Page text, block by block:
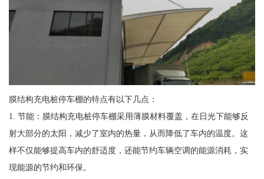
膜结构充电桩停车棚的特点有以下几点：
1. 节能：膜结构充电桩停车棚采用薄膜材料覆盖，在日光下能够反
射大部分的太阳，减少了室内的热量，从而降低了车内的温度。这
样不仅能够提高车内的舒适度，还能节约车辆空调的能源消耗，实
现能源的节约和环保。